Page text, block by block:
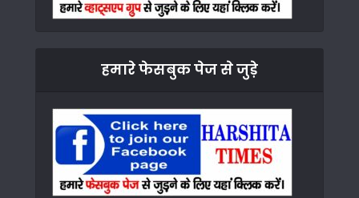
हमारे फेसबुक पेज से जुड़े